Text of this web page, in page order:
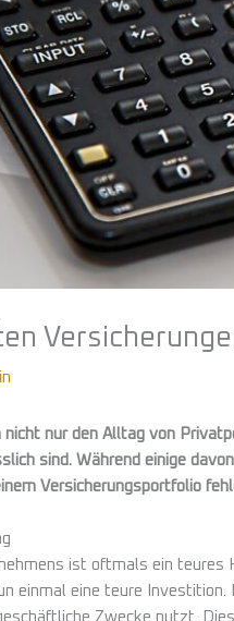
nicht nur den Alltag von
sind. Während einige
Versicherungsportfolio
ist oftmals ein teures
einmal eine teure
Zwecke nutzt.